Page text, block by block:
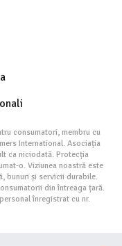
consumatori, membru cu
International. Asociația
ca niciodată. Protecția
o. Viziunea noastră este
bunuri și servicii durabile.
din întreaga țară.
înregistrat cu nr.